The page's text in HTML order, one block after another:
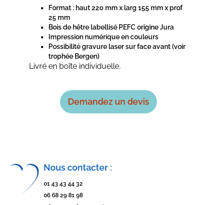
Format : haut 220 mm x larg 155 mm x prof
25 mm
Bois de hêtre labellisé PEFC origine Jura
Impression numérique en couleurs
Possibilité gravure laser sur face avant(voir
trophée Bergen)
Livré en boîte individuelle.
Demandez un devis
Nous contacter :
01 43 43 44 32
06 68 29 81 98